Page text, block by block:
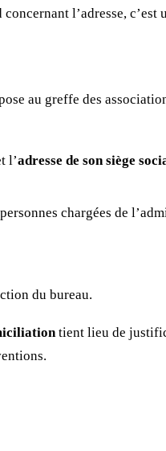
l’adresse, c’est
au greffe des
l’adresse de son siège
chargées de
du bureau.
tient lieu de